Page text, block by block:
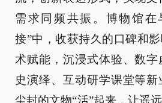
需求同频共振。博物馆在
接”中，收获持久的口碑和
术赋能，沉浸式体验、数
史演绎、互动研学课堂等
尘封的文物“活”起来，让遥